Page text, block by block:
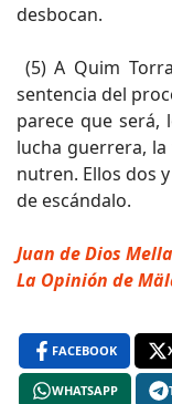
desbocan.
(5) A Quim
sentencia del
parece que será,
lucha guerrera,
nutren. Ellos dos
de escándalo.
Juan de Dios
La Opinión de
FACEBOOK
WHATSAPP